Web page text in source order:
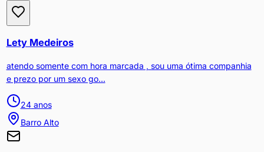
Lety Medeiros
atendo somente com hora marcada , sou uma ótima companhia
e prezo por um sexo go...
24anos
Barro Alto